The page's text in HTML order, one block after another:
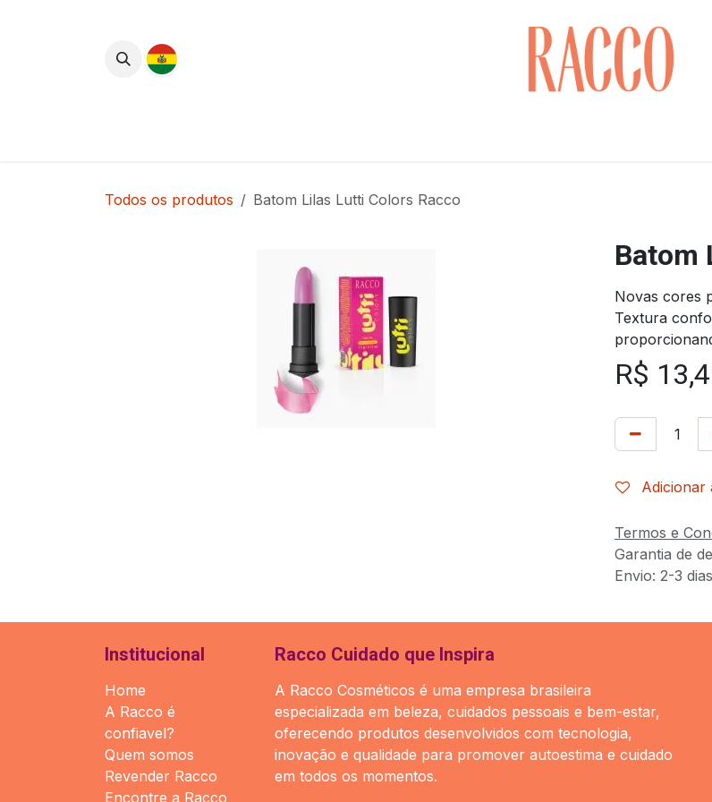
Todos os produtos Batom Lilas Lutti Colors Racco
Batom
Novas cores
Textura
R$
Adicionar
Termos e
Garantia de
Envio: 2-3
Institucional
Home
A Racco é
confiavel?
Quem somos
Revender Racco
Encontre a Racco
Racco Cuidado que Inspira
A Racco Cosméticos é uma empresa brasileira
especializada em beleza, cuidados pessoais e bem-estar,
oferecendo produtos desenvolvidos com tecnologia,
inovação e qualidade para promover autoestima e cuidado
em todos os momentos.